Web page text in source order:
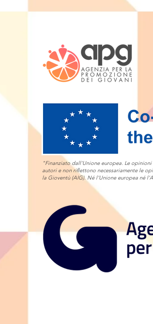
"Finanziato dall'Unione europea. Le
autori e non riflettono necessariamente le
la Gioventù (AIG). Né l'Unione europea né